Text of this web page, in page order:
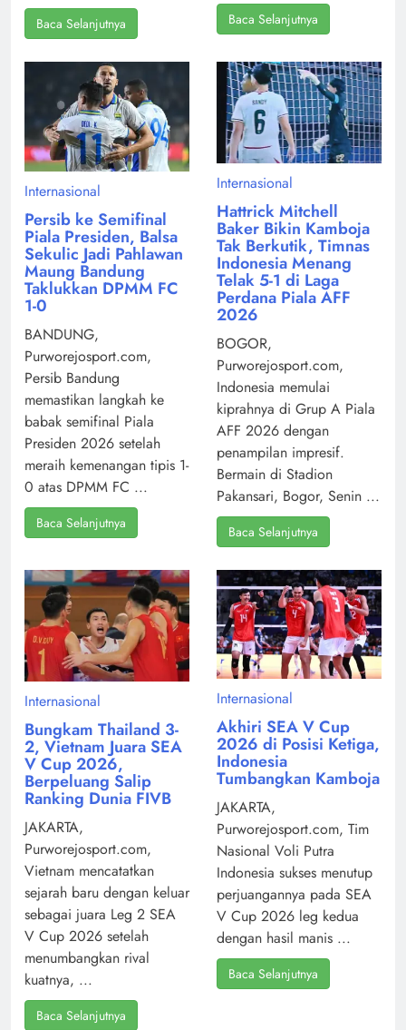
Baca Selanjutnya Baca Selanjutnya
Internasional
Persib ke Semifinal
Piala Presiden, Balsa
Sekulic Jadi Pahlawan
Maung Bandung
Taklukkan DPMM FC
1-0
BANDUNG,
Purworejosport.com,
Persib Bandung
memastikan langkah ke
babak semifinal Piala
Presiden 2026 setelah
meraih kemenangan tipis 1-
0 atas DPMM FC ...
Baca Selanjutnya
Internasional
Hattrick Mitchell
Baker Bikin Kamboja
Tak Berkutik, Timnas
Indonesia Menang
Telak 5-1 di Laga
Perdana Piala AFF
2026
BOGOR,
Purworejosport.com,
Indonesia memulai
kiprahnya di Grup A Piala
AFF 2026 dengan
penampilan impresif.
Bermain di Stadion
Pakansari, Bogor, Senin ...
Baca Selanjutnya
Internasional
Bungkam Thailand 3-
2, Vietnam Juara SEA
V Cup 2026,
Berpeluang Salip
Ranking Dunia FIVB
JAKARTA,
Purworejosport.com,
Vietnam mencatatkan
sejarah baru dengan keluar
sebagai juara Leg 2 SEA
V Cup 2026 setelah
menumbangkan rival
kuatnya, ...
Baca Selanjutnya
Internasional
Akhiri SEA V Cup
2026 di Posisi Ketiga,
Indonesia
Tumbangkan Kamboja
JAKARTA,
Purworejosport.com, Tim
Nasional Voli Putra
Indonesia sukses menutup
perjuangannya pada SEA
V Cup 2026 leg kedua
dengan hasil manis ...
Baca Selanjutnya